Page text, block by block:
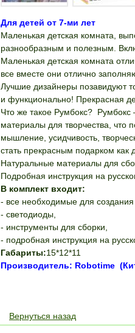
Для детей от 7-ми лет
Маленькая детская комната,
разнообразным и полезным.
Маленькая детская комната
все вместе они отлично
Лучшие дизайнеры позавидуют
и функционально! Прекрасная
Что же такое Румбокс?
материалы для творчества, что
мышление, усидчивость,
стать прекрасным подарком как
Натуральные материалы для
Подробная инструкция на
В комплект входит:
- все необходимые для
- светодиоды,
- инструменты для сборки,
- подробная инструкция на
Габариты:15*12*11
Производитель: Robotime
Вернуться назад